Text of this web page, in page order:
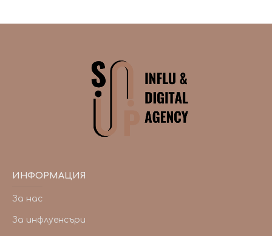
ИНФОРМАЦИЯ
За нас
За инфлуенсъри